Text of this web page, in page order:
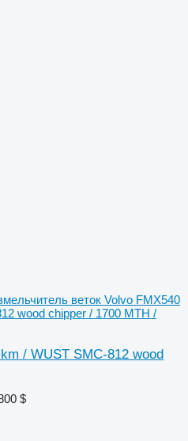
веток Volvo FMX540
wood chipper / 1700 MTH /
/ WUST SMC-812 wood
$